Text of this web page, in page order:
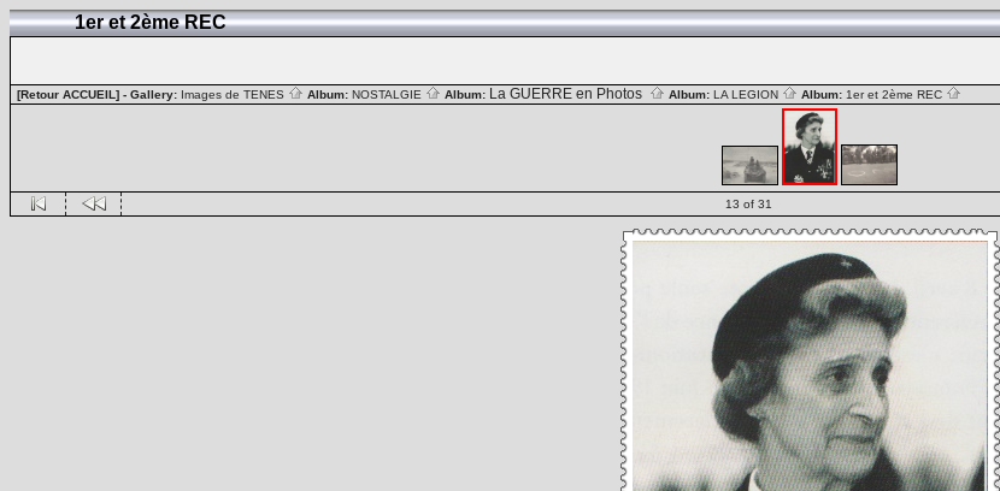
1er et 2ème REC
[Retour ACCUEIL] - Gallery: Images de TENES Album: NOSTALGIE Album: La GUERRE en Photos Album: LA LEGION Album: 1er et 2ème REC
13 of 31